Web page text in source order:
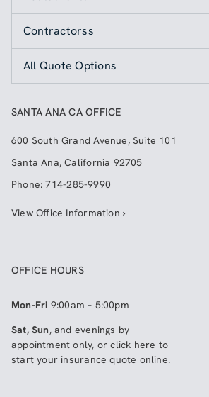
Contractorss
All Quote Options
SANTA ANA CA OFFICE
600 South Grand Avenue, Suite 101
Santa Ana,California 92705
Phone:714-285-9990
View Office Information ›
OFFICE HOURS
Mon-Fri 9:00am – 5:00pm
Sat, Sun, and evenings by
appointment only, or click here to
start your insurance quote online.